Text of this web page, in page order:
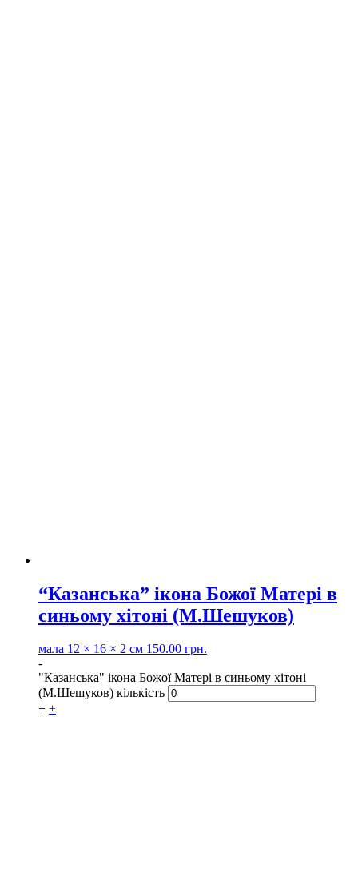
“Казанська” ікона Божої Матері в
синьому хітоні (М.Шешуков)
мала 12 × 16 × 2 см 150.00 грн.
-
"Казанська" ікона Божої Матері в синьому хітоні
(М.Шешуков) кількість
+ +